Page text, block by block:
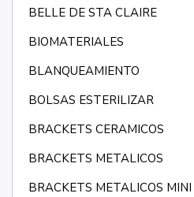
BELLE DE STA CLAIRE
BIOMATERIALES
BLANQUEAMIENTO
BOLSAS ESTERILIZAR
BRACKETS CERAMICOS
BRACKETS METALICOS
BRACKETS METALICOS MINI